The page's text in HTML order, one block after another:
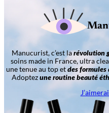
Manucurist, c’est larévolution
soins made in France, ultra
une tenue au top etdes formules
Adoptezune routine beauté